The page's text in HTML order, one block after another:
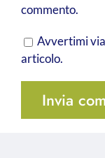
commento.
Avvertimi
articolo.